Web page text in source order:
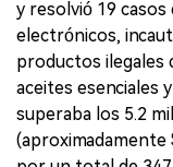
y resolvió 19 casos
electrónicos,
productos ilegales
aceites esenciales
superaba los 5.2
(aproximadamente